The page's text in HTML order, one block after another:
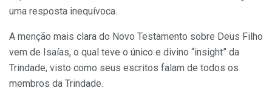
uma resposta inequívoca.
A menção mais clara do Novo Testamento sobre Deus Filho
vem de Isaías, o qual teve o único e divino “insight” da
Trindade, visto como seus escritos falam de todos os
membros da Trindade.